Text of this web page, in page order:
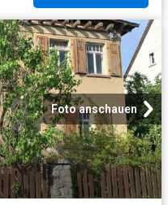
Foto anschauen